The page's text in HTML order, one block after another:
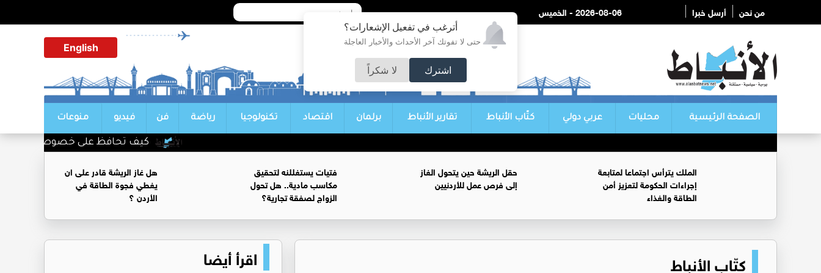
أترغب في تفعيل الإشعارات؟
حتى لا تفوتك آخر الأحداث والأخبار العاجلة
اشترك لا شكراً
من نحن أرسل خبرا 2026-08-06 - الخميس
English
الصفحة الرئيسية محليات عربي دولي كتّاب الأنباط تقارير الأنباط برلمان اقتصاد تكنولوجيا رياضة فن فيديو منوعات
كيف تحافظ على خصوصية محادثاتك
الملك يترأس اجتماعا لمتابعة
إجراءات الحكومة لتعزيز أمن
الطاقة والغذاء
حقل الريشة حين يتحول الغاز
إلى فرص عمل للأردنيين
فتيات يستغللنه لتحقيق
مكاسب مادية.. هل تحول
الزواج لصفقة تجارية؟
هل غاز الريشة قادر على ان
يغطي فجوة الطاقة في
الأردن ؟
كتّاب الأنباط اقرأ أيضا